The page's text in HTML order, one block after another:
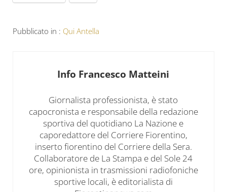
Pubblicato in : Qui Antella
Info Francesco Matteini
Giornalista professionista, è stato
capocronista e responsabile della redazione
sportiva del quotidiano La Nazione e
caporedattore del Corriere Fiorentino,
inserto fiorentino del Corriere della Sera.
Collaboratore de La Stampa e del Sole 24
ore, opinionista in trasmissioni radiofoniche
sportive locali, è editorialista di